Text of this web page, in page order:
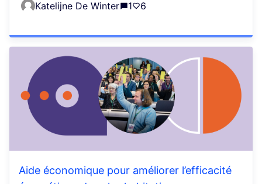
Katelijne De Winter 1 6
Aide économique pour améliorer l’efficacité